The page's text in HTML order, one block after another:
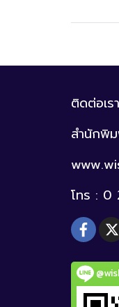
ติดต่อเรา
สำนักพิ
โทร : 0